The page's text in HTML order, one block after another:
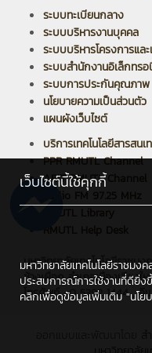
ระบบทะเบียนกลาง
ระบบบริหารงานบุคคล
ระบบบริหารโครงการแล
ระบบสำนักงานอิเล็กทร
ระบบการประกันคุณภาพ
นโยบายความเป็นส่วนตัว
แผนผังเว็บไซต์
บริการเทคโนโลยีสารสนเ
PPR RMUTL Channel
ARIT RMUTL Channel
Radio FM 97.25 MHz
มหาวิทยาลัยเทคโนโลยีราชม
ช้างเผือก อำเภอเมืองเชียงใ
โทรศัพท์ : 0 5392 1444 , อี
เว็บไซต์นี้ใช้คุกกี้
มหาวิทยาลัยเทคโนโลยีราชมง
ประสบการณ์การใช้งานที่ดียิ่ง
คลิกเพื่อดูข้อมูลเพิ่มเติม "นโย